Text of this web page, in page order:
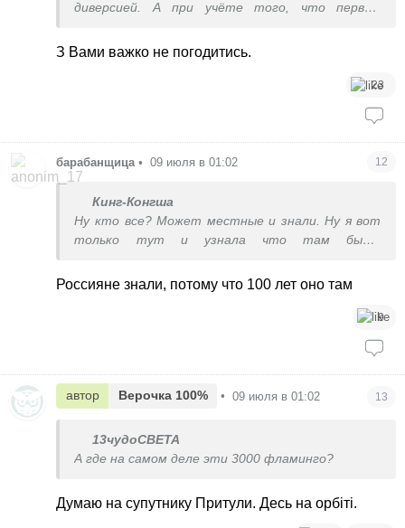
диверсией. А при учёте того, что первые
бигбадабум случился только через 2 часа - не
З Вами важко не погодитись.
23
барабанщица • 09 июля в 01:02 12
Кинг-Конгша
Ну кто все? Может местные и знали. Ну я вот
только тут и узнала что там было.
(информации официальной не видела).
Россияне знали, потому что 100 лет оно там
9
автор Верочка 100% • 09 июля в 01:02 13
13чудоСВЕТА
А где на самом деле эти 3000 фламинго?
Думаю на супутнику Притули. Десь на орбіті.